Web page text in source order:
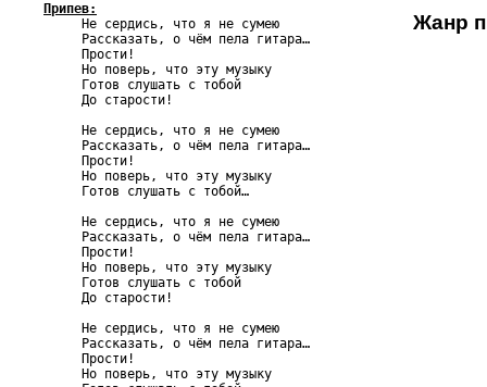
Припев:
Не сердись, что я не сумею
     Рассказать, о чём пела гитара…
     Прости!
     Но поверь, что эту музыку
     Готов слушать с тобой
     До старости!
     Не сердись, что я не сумею
     Рассказать, о чём пела гитара…
     Прости!
     Но поверь, что эту музыку
     Готов слушать с тобой…
     Не сердись, что я не сумею
     Рассказать, о чём пела гитара…
     Прости!
     Но поверь, что эту музыку
     Готов слушать с тобой
     До старости!
     Не сердись, что я не сумею
     Рассказать, о чём пела гитара…
     Прости!
     Но поверь, что эту музыку
Жанр